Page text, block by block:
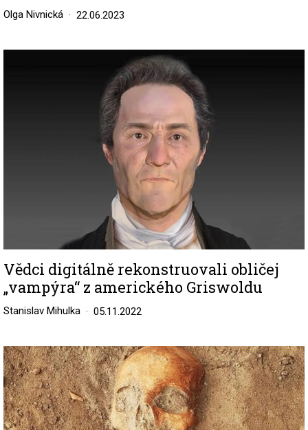
Olga Nivnická 22.06.2023
Vědci digitálně rekonstruovali obličej
„vampýra“ z amerického Griswoldu
Stanislav Mihulka 05.11.2022
Image